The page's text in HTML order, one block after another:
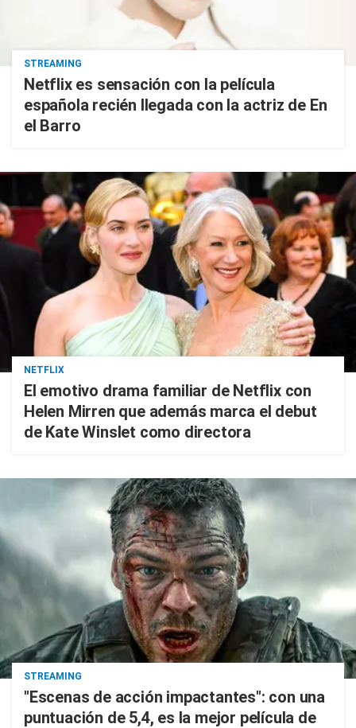
STREAMING
Netflix es sensación con la película
española recién llegada con la actriz de En
el Barro
NETFLIX
El emotivo drama familiar de Netflix con
Helen Mirren que además marca el debut
de Kate Winslet como directora
STREAMING
"Escenas de acción impactantes": con una
puntuación de 5,4, es la mejor película de